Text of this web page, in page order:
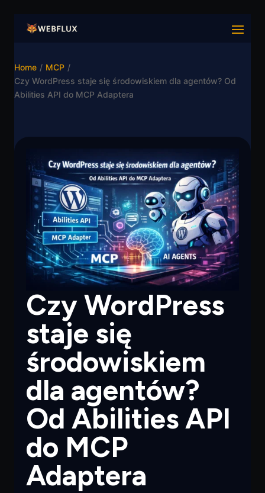
Home / MCP /
Czy WordPress staje się środowiskiem dla agentów? Od
Abilities API do MCP Adaptera
Czy WordPress
staje się
środowiskiem
dla agentów?
Od Abilities API
do MCP
Adaptera